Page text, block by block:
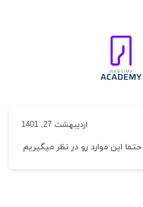
اردیبهشت 27, 1401
رو در نظر میگیریم